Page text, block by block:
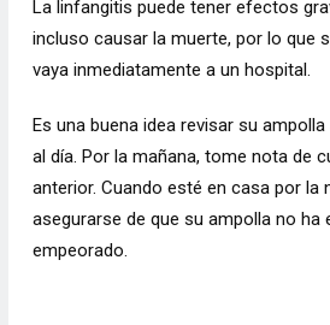
La linfangitis puede tener efectos
incluso causar la muerte, por lo que
vaya inmediatamente a un hospital.
Es una buena idea revisar su
al día. Por la mañana, tome nota de
anterior. Cuando esté en casa por la
asegurarse de que su ampolla no ha
empeorado.